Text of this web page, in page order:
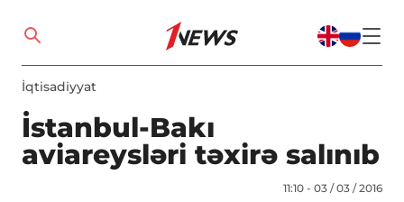
İqtisadiyyat
İstanbul-Bakı
aviareysləri təxirə salınıb
11:10 - 03 / 03 / 2016